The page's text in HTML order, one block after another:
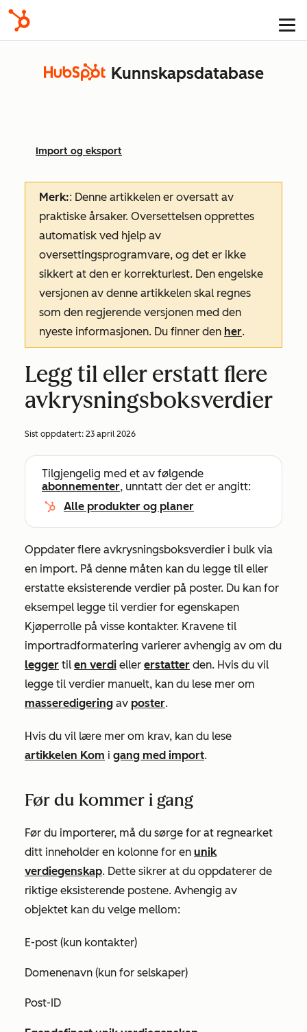
Kunnskapsdatabase
Import og eksport
Merk:: Denne artikkelen er oversatt av
praktiske årsaker. Oversettelsen opprettes
automatisk ved hjelp av
oversettingsprogramvare, og det er ikke
sikkert at den er korrekturlest. Den engelske
versjonen av denne artikkelen skal regnes
som den regjerende versjonen med den
nyeste informasjonen. Du finner den her.
Legg til eller erstatt flere
avkrysningsboksverdier
Sist oppdatert: 23 april 2026
Tilgjengelig med et av følgende
abonnementer, unntatt der det er angitt:
Alle produkter og planer
Oppdater flere avkrysningsboksverdier i bulk via
en import. På denne måten kan du legge til eller
erstatte eksisterende verdier på poster. Du kan for
eksempel legge til verdier for egenskapen
Kjøperrolle på visse kontakter. Kravene til
importradformatering varierer avhengig av om du
legger til en verdi eller erstatter den. Hvis du vil
legge til verdier manuelt, kan du lese mer om
masseredigering av poster.
Hvis du vil lære mer om krav, kan du lese
artikkelen Kom i gang med import.
Før du kommer i gang
Før du importerer, må du sørge for at regnearket
ditt inneholder en kolonne for en unik
verdiegenskap. Dette sikrer at du oppdaterer de
riktige eksisterende postene. Avhengig av
objektet kan du velge mellom:
E-post (kun kontakter)
Domenenavn (kun for selskaper)
Post-ID